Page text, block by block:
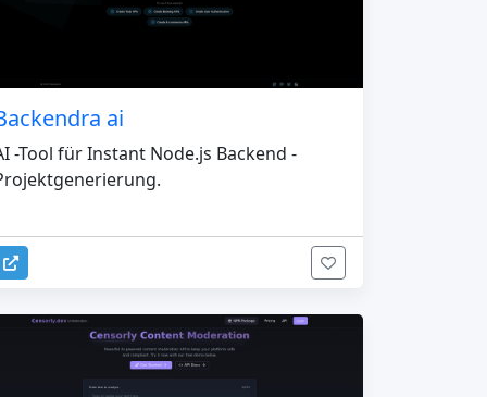
ai
-Tool für Instant Node.js Backend -